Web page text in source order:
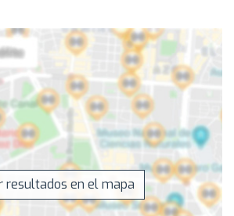
resultados en el mapa